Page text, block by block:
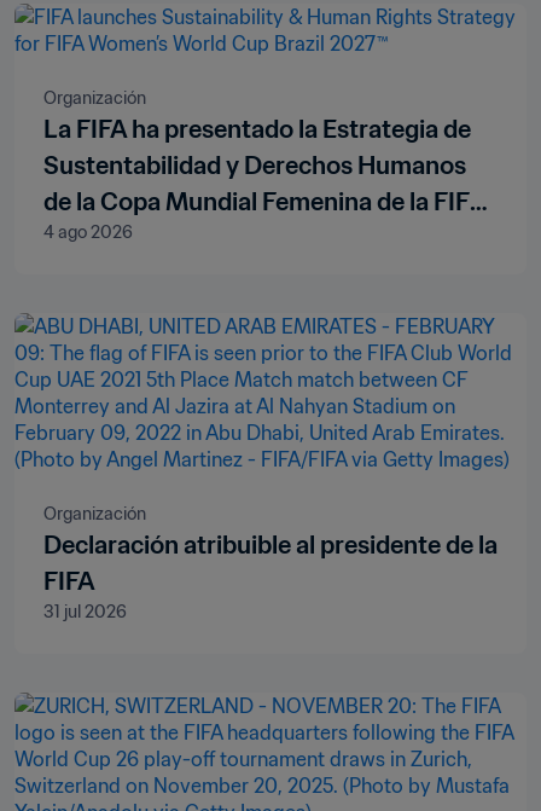
Organización
La FIFA ha presentado la Estrategia de
Sustentabilidad y Derechos Humanos
de la Copa Mundial Femenina de la FIFA
Brasil 2027™
4 ago 2026
Organización
Declaración atribuible al presidente de la
FIFA
31 jul 2026